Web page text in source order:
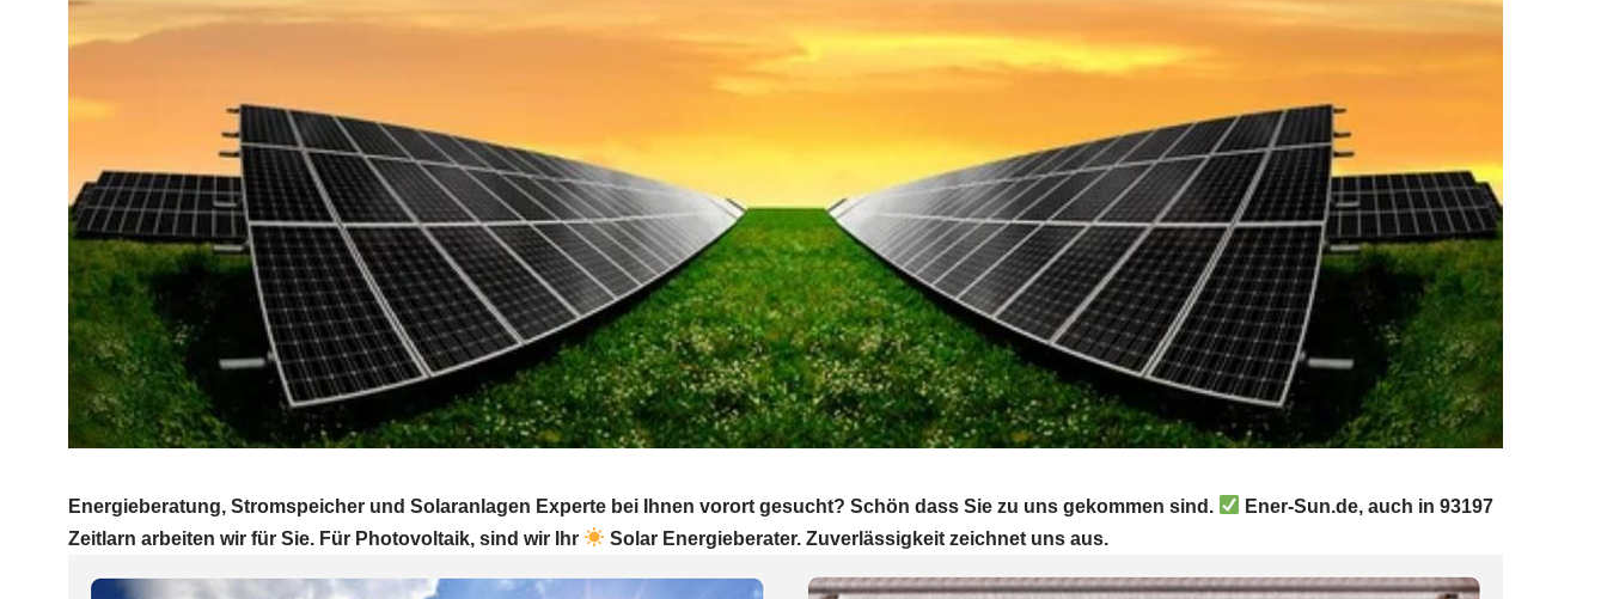
Energieberatung, Stromspeicher und Solaranlagen Experte bei Ihnen vorort gesucht? Schön dass Sie zu uns gekommen sind.
Ener-Sun.de, auch in 93197
Zeitlarn arbeiten wir für Sie. Für Photovoltaik, sind wir Ihr
Solar Energieberater. Zuverlässigkeit zeichnet uns aus.